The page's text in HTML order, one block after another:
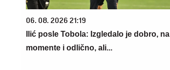
06. 08. 2026 21:19
Ilić posle Tobola: Izgledalo je dobro, na
momente i odlično, ali...